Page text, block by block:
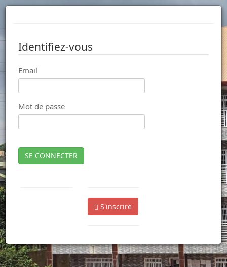
Identifiez-vous
Email
Mot de passe
SE CONNECTER
S'inscrire